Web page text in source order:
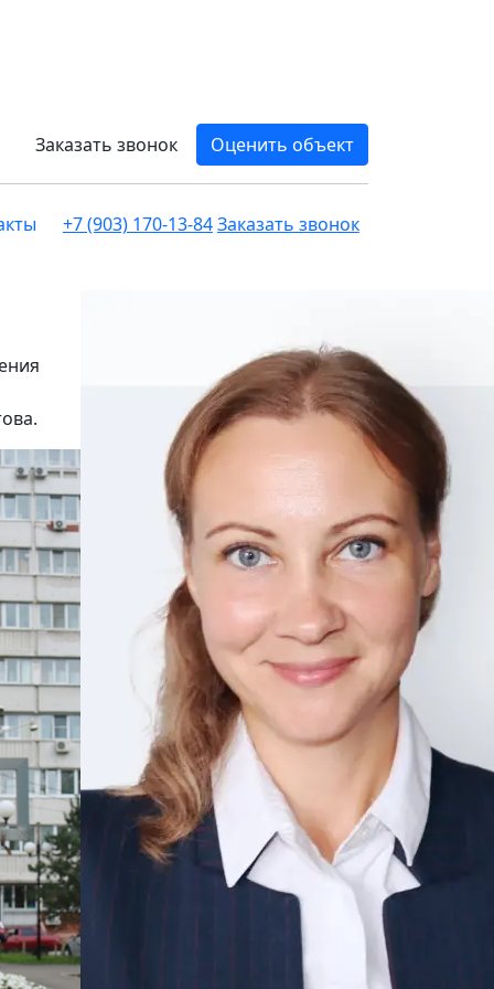
Заказать звонок
Оценить объект
+7 (903) 170-13-84Заказать звонок